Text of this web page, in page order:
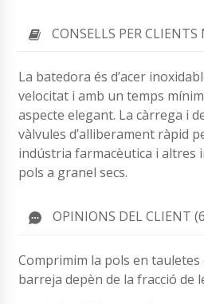
CONSELLS PER CLIENTS
La batedora és d’acer
velocitat i amb un temps
aspecte elegant. La càrrega i
vàlvules d’alliberament ràpid
indústria farmacèutica i altres
pols a granel secs.
OPINIONS DEL CLIENT
Comprimim la pols en
barreja depèn de la fracció de